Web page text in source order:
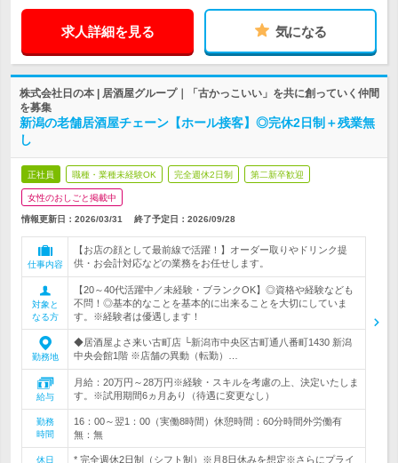
求人詳細を見る 気になる
株式会社日の本 | 居酒屋グループ｜「古かっこいい」を共に創っていく仲間
を募集
新潟の老舗居酒屋チェーン【ホール接客】◎完休2日制＋残業無
し
正社員 職種・業種未経験OK 完全週休2日制 第二新卒歓迎
女性のおしごと掲載中
情報更新日：2026/03/31 終了予定日： 2026/09/28
仕事内容
【お店の顔として最前線で活躍！】オーダー取りやドリンク提
供・お会計対応などの業務をお任せします。
対象と
なる方
【20～40代活躍中／未経験・ブランクOK】◎資格や経験なども
不問！◎基本的なことを基本的に出来ることを大切にしていま
す。※経験者は優遇します！
勤務地
◆居酒屋よさ来い古町店 └新潟市中央区古町通八番町1430 新潟
中央会館1階 ※店舗の異動（転勤）…
給与
月給：20万円～28万円※経験・スキルを考慮の上、決定いたしま
す。※試用期間6ヵ月あり（待遇に変更なし）
勤務
時間
16：00～翌1：00（実働8時間）休憩時間：60分時間外労働有
無：無
休日 * 完全週休2日制（シフト制）※月8日休みを想定※さらにプライ